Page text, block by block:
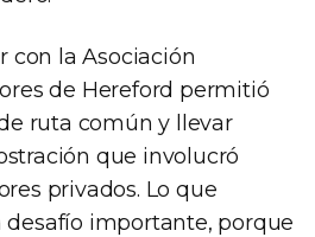
con la Asociación
de Hereford permitió
ruta común y llevar
que involucró
privados. Lo que
importante, porque